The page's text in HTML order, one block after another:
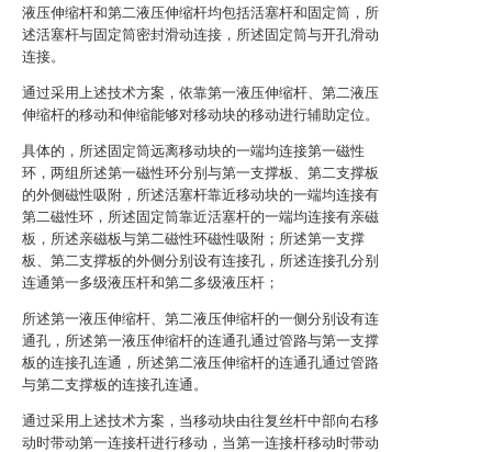
液压伸缩杆和第二液压伸缩杆均包括活塞杆和固定筒，所
述活塞杆与固定筒密封滑动连接，所述固定筒与开孔滑动
连接。
通过采用上述技术方案，依靠第一液压伸缩杆、第二液压
伸缩杆的移动和伸缩能够对移动块的移动进行辅助定位。
具体的，所述固定筒远离移动块的一端均连接第一磁性
环，两组所述第一磁性环分别与第一支撑板、第二支撑板
的外侧磁性吸附，所述活塞杆靠近移动块的一端均连接有
第二磁性环，所述固定筒靠近活塞杆的一端均连接有亲磁
板，所述亲磁板与第二磁性环磁性吸附；所述第一支撑
板、第二支撑板的外侧分别设有连接孔，所述连接孔分别
连通第一多级液压杆和第二多级液压杆；
所述第一液压伸缩杆、第二液压伸缩杆的一侧分别设有连
通孔，所述第一液压伸缩杆的连通孔通过管路与第一支撑
板的连接孔连通，所述第二液压伸缩杆的连通孔通过管路
与第二支撑板的连接孔连通。
通过采用上述技术方案，当移动块由往复丝杆中部向右移
动时带动第一连接杆进行移动，当第一连接杆移动时带动